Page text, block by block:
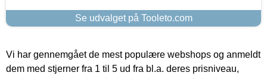
Se udvalget på Tooleto.com
Vi har gennemgået de mest populære webshops og anmeldt
dem med stjerner fra 1 til 5 ud fra bl.a. deres prisniveau,